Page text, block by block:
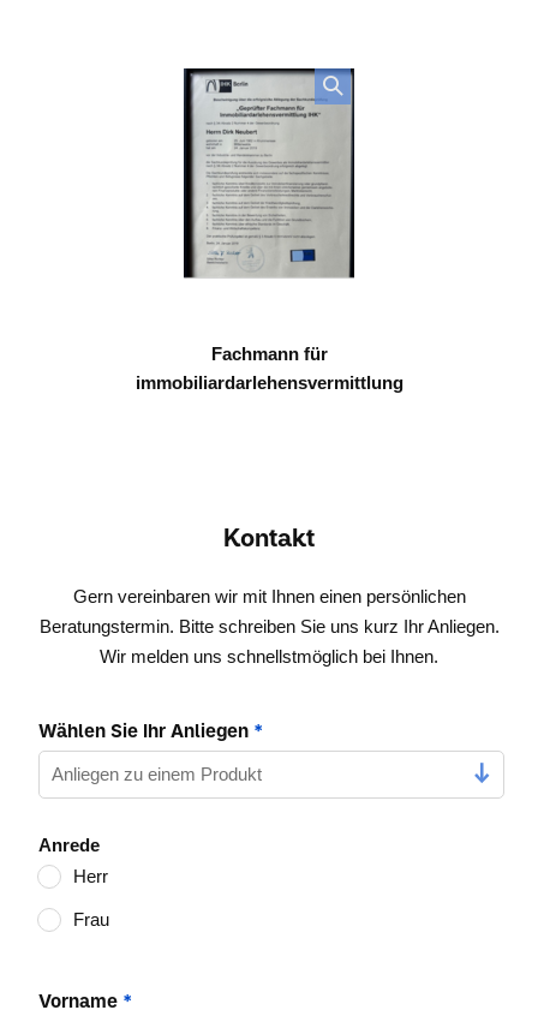
Fachmann für
immobiliardarlehensvermittlung
Kontakt
Gern vereinbaren wir mit Ihnen einen persönlichen
Beratungstermin. Bitte schreiben Sie uns kurz Ihr Anliegen.
Wir melden uns schnellstmöglich bei Ihnen.
Wählen Sie Ihr Anliegen *
Anrede
Herr
Frau
Vorname *